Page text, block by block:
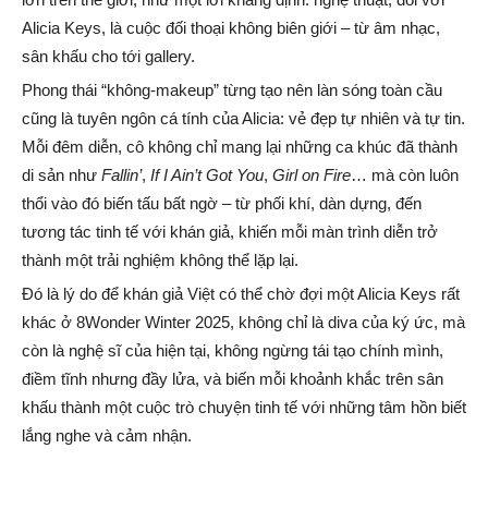
Alicia Keys, là cuộc đối thoại không biên giới – từ âm nhạc,
sân khấu cho tới gallery.
Phong thái “không-makeup” từng tạo nên làn sóng toàn cầu
cũng là tuyên ngôn cá tính của Alicia: vẻ đẹp tự nhiên và tự tin.
Mỗi đêm diễn, cô không chỉ mang lại những ca khúc đã thành
di sản như Fallin’, If I Ain’t Got You, Girl on Fire… mà còn luôn
thổi vào đó biến tấu bất ngờ – từ phối khí, dàn dựng, đến
tương tác tinh tế với khán giả, khiến mỗi màn trình diễn trở
thành một trải nghiệm không thể lặp lại.
Đó là lý do để khán giả Việt có thể chờ đợi một Alicia Keys rất
khác ở 8Wonder Winter 2025, không chỉ là diva của ký ức, mà
còn là nghệ sĩ của hiện tại, không ngừng tái tạo chính mình,
điềm tĩnh nhưng đầy lửa, và biến mỗi khoảnh khắc trên sân
khấu thành một cuộc trò chuyện tinh tế với những tâm hồn biết
lắng nghe và cảm nhận.